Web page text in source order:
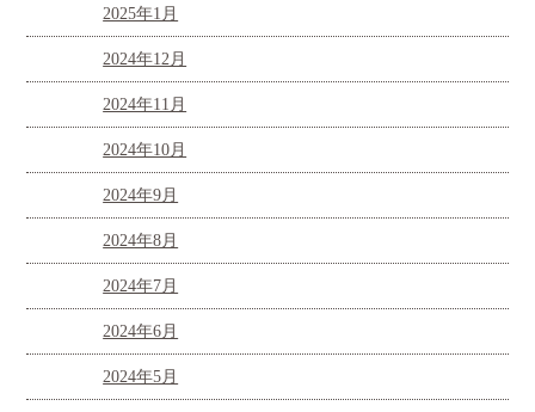
2025年1月
2024年12月
2024年11月
2024年10月
2024年9月
2024年8月
2024年7月
2024年6月
2024年5月